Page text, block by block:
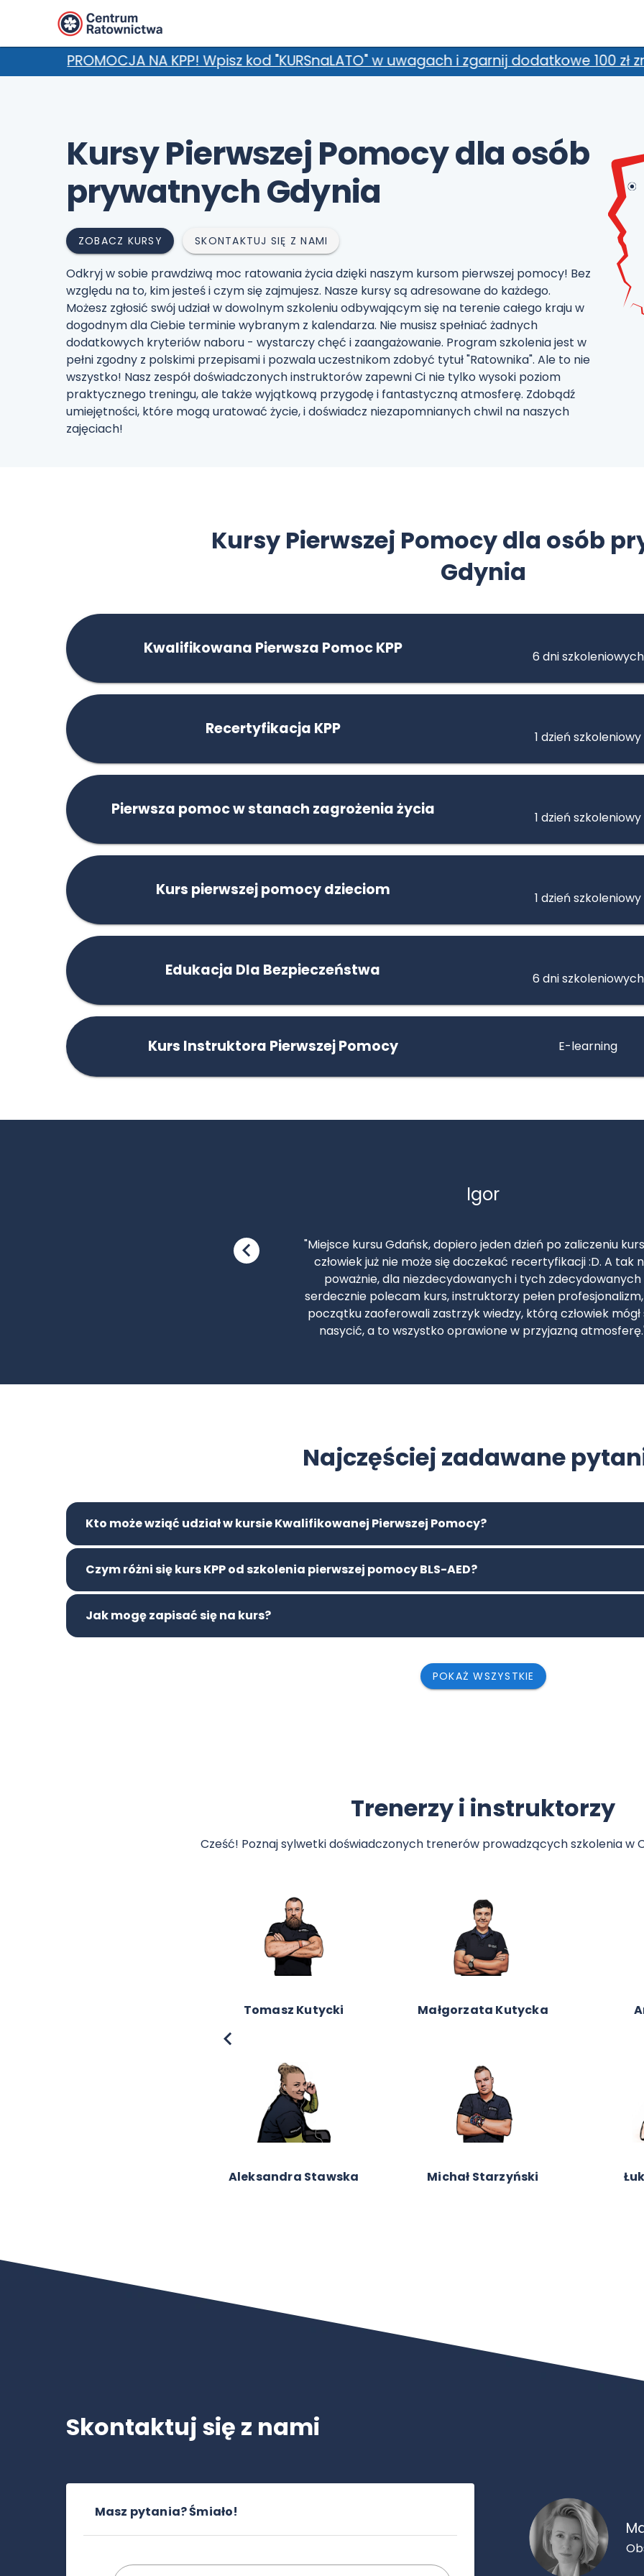
NA KPP! Wpisz kod "KURSnaLATO" w uwagach i zgarnij dodatkowe 100 zł zniżki!
Kursy Pierwszej Pomocy dla osób
prywatnych Gdynia
ZOBACZ KURSY SKONTAKTUJ SIĘ Z NAMI
Odkryj w sobie prawdziwą moc ratowania życia dzięki naszym kursom pierwszej pomocy! Bez
względu na to, kim jesteś i czym się zajmujesz. Nasze kursy są adresowane do każdego.
Możesz zgłosić swój udział w dowolnym szkoleniu odbywającym się na terenie całego kraju w
dogodnym dla Ciebie terminie wybranym z kalendarza. Nie musisz spełniać żadnych
dodatkowych kryteriów naboru - wystarczy chęć i zaangażowanie. Program szkolenia jest w
pełni zgodny z polskimi przepisami i pozwala uczestnikom zdobyć tytuł "Ratownika". Ale to nie
wszystko! Nasz zespół doświadczonych instruktorów zapewni Ci nie tylko wysoki poziom
praktycznego treningu, ale także wyjątkową przygodę i fantastyczną atmosferę. Zdobądź
umiejętności, które mogą uratować życie, i doświadcz niezapomnianych chwil na naszych
zajęciach!
Kursy Pierwszej Pomocy dla osób
Gdynia
Kwalifikowana Pierwsza Pomoc KPP 6 dni szkoleniowych
Recertyfikacja KPP 1 dzień szkoleniowy
Pierwsza pomoc w stanach zagrożenia życia 1 dzień szkoleniowy
Kurs pierwszej pomocy dzieciom 1 dzień szkoleniowy
Edukacja Dla Bezpieczeństwa 6 dni szkoleniowych
Kurs Instruktora Pierwszej Pomocy E-learning
Dawid
"Pełen profesjonalizm ekipa z Poznania perfekcja
rodzinny klimat i przede wszystkim przekaz 100% , pozoranci
mega, w skali od 1 do 10 wystawiamy 12 💪❤️ Pozdrawiamy,
OSP Czartki."
Najczęściej zadawane
Kto może wziąć udział w kursie Kwalifikowanej Pierwszej Pomocy?
Czym różni się kurs KPP od szkolenia pierwszej pomocy BLS-AED?
Jak mogę zapisać się na kurs?
POKAŻ WSZYSTKIE
Trenerzy i instruktorzy
Cześć! Poznaj sylwetki doświadczonych trenerów prowadzących szkolenia w
Anna Niemirycz Adam Lubik
Emilia Barczuk Piotr Szmidt
Skontaktuj się z nami
Masz pytania? Śmiało!